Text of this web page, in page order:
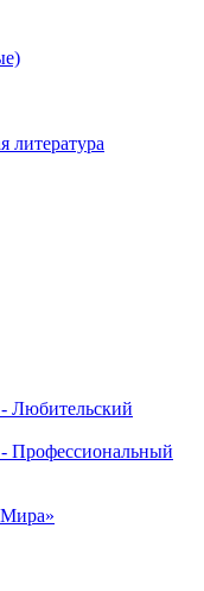
литература
Любительский
Профессиональный